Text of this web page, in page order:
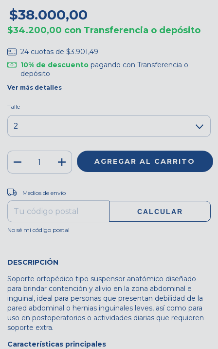
$38.000,00
$34.200,00 con Transferencia o depósito
24 cuotas de $3.901,49
10% de descuentopagando con Transferencia o
depósito
Ver más detalles
Talle
Entregas para el CP:
Medios de envío
CALCULAR
No sé mi código postal
DESCRIPCIÓN
Soporte ortopédico tipo suspensor anatómico diseñado
para brindar contención y alivio en la zona abdominal e
inguinal, ideal para personas que presentan debilidad de la
pared abdominal o hernias inguinales leves, así como para
uso en postoperatorios o actividades diarias que requieren
soporte extra.
Características principales